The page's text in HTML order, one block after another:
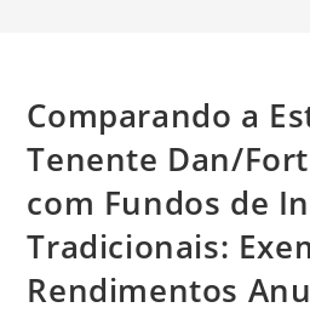
Comparando a
Tenente Dan/
com Fundos de
Tradicionais:
Rendimentos